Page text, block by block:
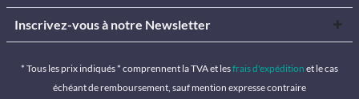
Inscrivez-vous à notre Newsletter
* Tous les prix indiqués * comprennent la TVA et lesfrais d'expédition et le cas
échéant de remboursement, sauf mention expresse contraire